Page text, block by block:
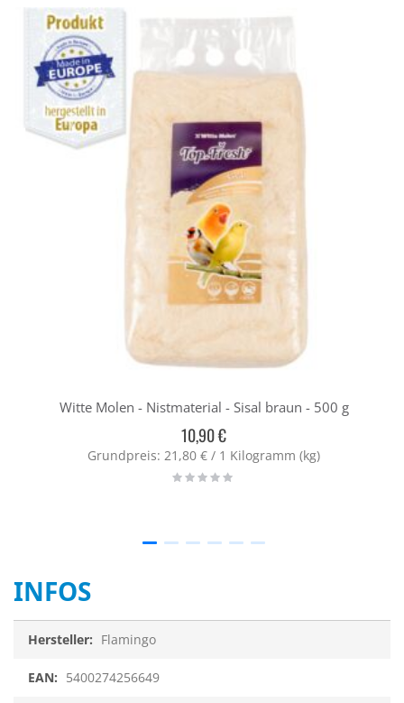
Witte Molen - Nistmaterial - Sisal braun - 500 g
10,90 €
Grundpreis: 21,80 € / 1 Kilogramm (kg)
Rating:
0%
INFOS
Flamingo
5400274256649